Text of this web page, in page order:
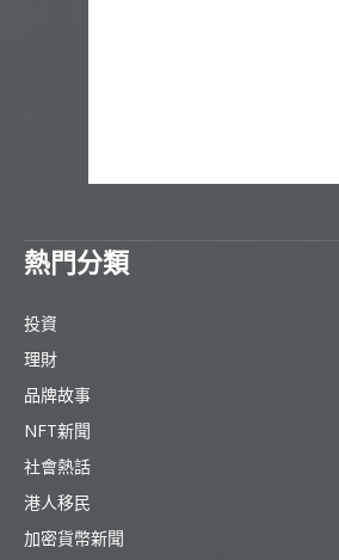
熱門分類
投資
理財
品牌故事
NFT新聞
社會熱話
港人移民
加密貨幣新聞